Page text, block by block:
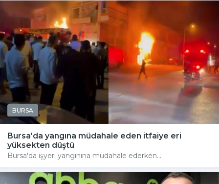
BURSA
Bursa'da yangına müdahale eden itfaiye eri
yüksekten düştü
Bursa'da işyeri yangınına müdahale ederken...